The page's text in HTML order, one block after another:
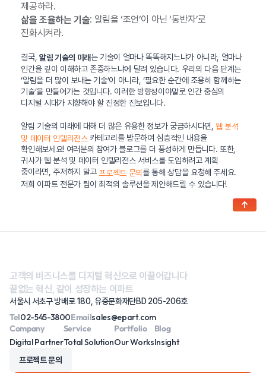
제공하라.
삶을 조율하는 기술: 알림을 ‘조언’이 아닌 ‘동반자’로
진화시켜라.
결국, 알림 기술의 미래는 기술이 얼마나 똑똑해지느냐가 아니라, 얼마나
인간을 깊이 이해하고 존중하느냐에 달려 있습니다. 우리의 다음 단계는
‘알림을 더 많이 보내는 기술’이 아니라, ‘필요한 순간에 조용히 함께하는
기술’을 만들어가는 것입니다. 이러한 방향성이야말로 인간 중심의
디지털 시대가 지향해야 할 진정한 진보입니다.
알림 기술의 미래에 대해 더 많은 유용한 정보가 궁금하시다면,웹 분석
및 데이터 인텔리전스카테고리를 방문하여 심층적인 내용을
확인해보세요! 여러분의 참여가 블로그를 더 풍성하게 만듭니다. 또한,
귀사가 웹 분석 및 데이터 인텔리전스 서비스를 도입하려고 계획
중이라면, 주저하지 말고 프로젝트 문의를 통해 상담을 요청해 주세요.
저희 이파트 전문가 팀이 최적의 솔루션을 제안해드릴 수 있습니다!
고객의 비즈니스를 디지털 혁신으로 이끌어갑니다
끝없는 혁신, 같이 성장하는 이파트
서울시 서초구 방배로 180, 유중문화재단BD 205-206호
Tel02-545-3800Emailsales@epart.com
Company
Digital Partner
Service
Total Solution
Portfolio
Our Works
Blog
Insight
프로젝트 문의
↑